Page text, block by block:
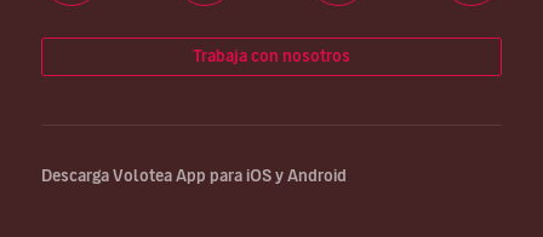
Trabaja con nosotros
Descarga Volotea App para iOS y Android